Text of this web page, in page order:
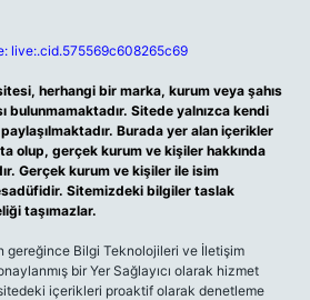
live:.cid.575569c608265c69
herhangi bir marka, kurum veya şahıs
bulunmamaktadır. Sitede yalnızca kendi
paylaşılmaktadır. Burada yer alan içerikler
olup, gerçek kurum ve kişiler hakkında
Gerçek kurum ve kişiler ile isim
Sitemizdeki bilgiler taslak
taşımazlar.
gereğince Bilgi Teknolojileri ve İletişim
bir Yer Sağlayıcı olarak hizmet
içerikleri proaktif olarak denetleme